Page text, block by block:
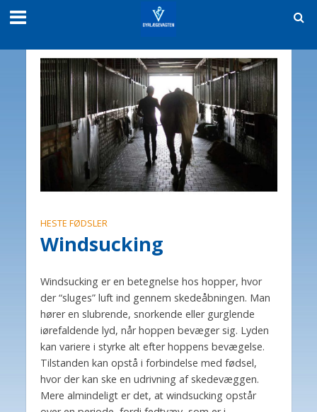
HESTE FØDSLER
Windsucking
Windsucking er en betegnelse hos hopper, hvor
der “sluges” luft ind gennem skedeåbningen. Man
hører en slubrende, snorkende eller gurglende
iørefaldende lyd, når hoppen bevæger sig. Lyden
kan variere i styrke alt efter hoppens bevægelse.
Tilstanden kan opstå i forbindelse med fødsel,
hvor der kan ske en udrivning af skedevæggen.
Mere almindeligt er det, at windsucking opstår